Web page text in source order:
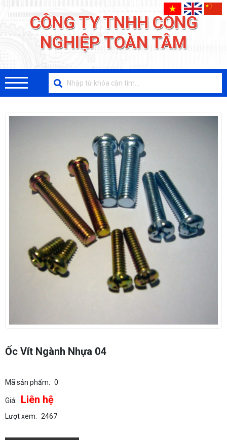
CÔNG TY TNHH CÔNG
NGHIỆP TOÀN TÂM
Ốc Vít Ngành Nhựa 04
Mã sản phẩm: 0
Giá: Liên hệ
Lượt xem: 2467